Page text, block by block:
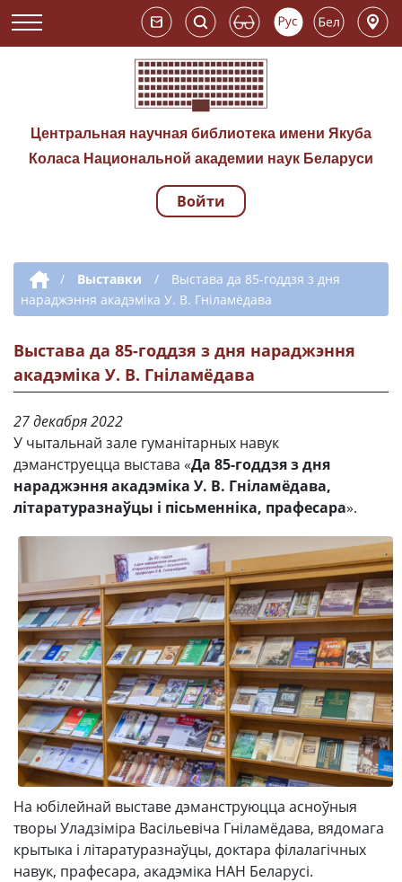
Центральная научная библиотека имени Якуба
Коласа Национальной академии наук Беларуси
Навигация по
Войти
Дополнительная навигация
/ Выставки /
Выстава да 85-годдзя з дня
нараджэння акадэміка У. В. Гніламёдава
Выстава да 85-годдзя з дня нараджэння
акадэміка У. В. Гніламёдава
27 декабря 2022
У чытальнай зале гуманітарных навук
дэманструецца выстава «Да 85-годдзя з дня
нараджэння акадэміка У. В. Гніламёдава,
літаратуразнаўцы і пісьменніка, прафесара».
На юбілейнай выставе дэманструюцца асноўныя
творы Уладзіміра Васільевіча Гніламёдава, вядомага
крытыка і літаратуразнаўцы, доктара філалагічных
навук, прафесара, акадэміка НАН Беларусі.